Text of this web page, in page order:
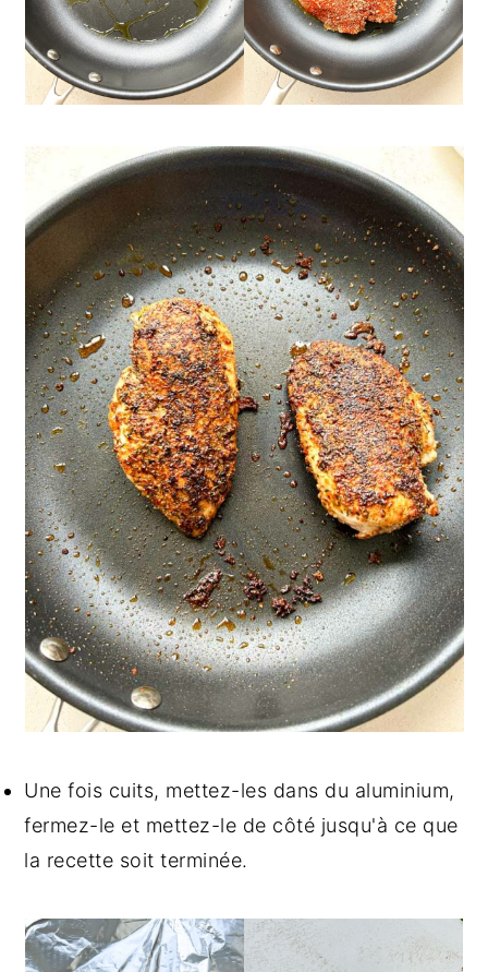
Une fois cuits, mettez-les dans du aluminium,
fermez-le et mettez-le de côté jusqu'à ce que
la recette soit terminée.